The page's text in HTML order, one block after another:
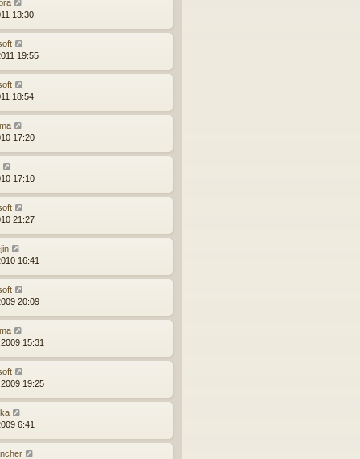
13:30
19:55
18:54
17:20
17:10
21:27
16:41
20:09
15:31
19:25
6:41